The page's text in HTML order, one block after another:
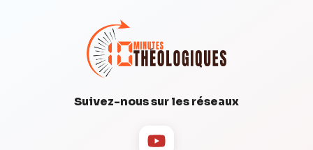
Suivez-nous sur les réseaux